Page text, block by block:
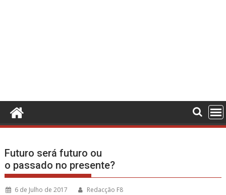
Futuro será futuro ou
o passado no presente?
6 de Julho de 2017 Redacção F8